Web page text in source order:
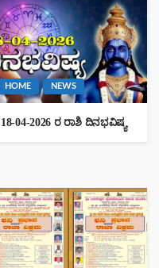
HOME NEWS
18-04-2026 ರ ರಾಶಿ ದಿನಭವಿಷ್ಯ